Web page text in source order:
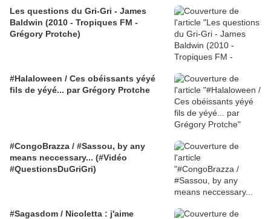
Les questions du Gri-Gri - James
Baldwin (2010 - Tropiques FM -
Grégory Protche)
#Halaloween / Ces obéissants yéyé
fils de yéyé... par Grégory Protche
#CongoBrazza / #Sassou, by any
means neccessary... (#Vidéo
#QuestionsDuGriGri)
#Sagasdom / Nicoletta : j'aime